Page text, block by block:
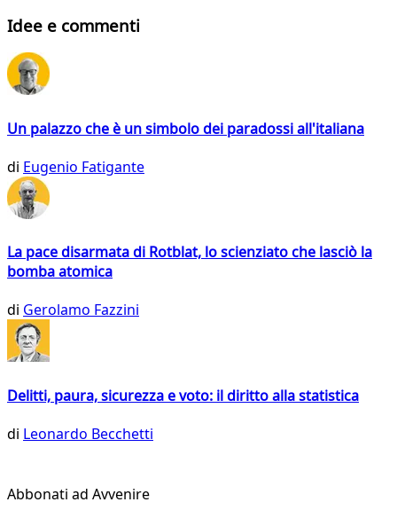
Idee e commenti
Un palazzo che è un simbolo dei paradossi all'italiana
di Eugenio Fatigante
La pace disarmata di Rotblat, lo scienziato che lasciò la
bomba atomica
di Gerolamo Fazzini
Delitti, paura, sicurezza e voto: il diritto alla statistica
di Leonardo Becchetti
Abbonati ad Avvenire